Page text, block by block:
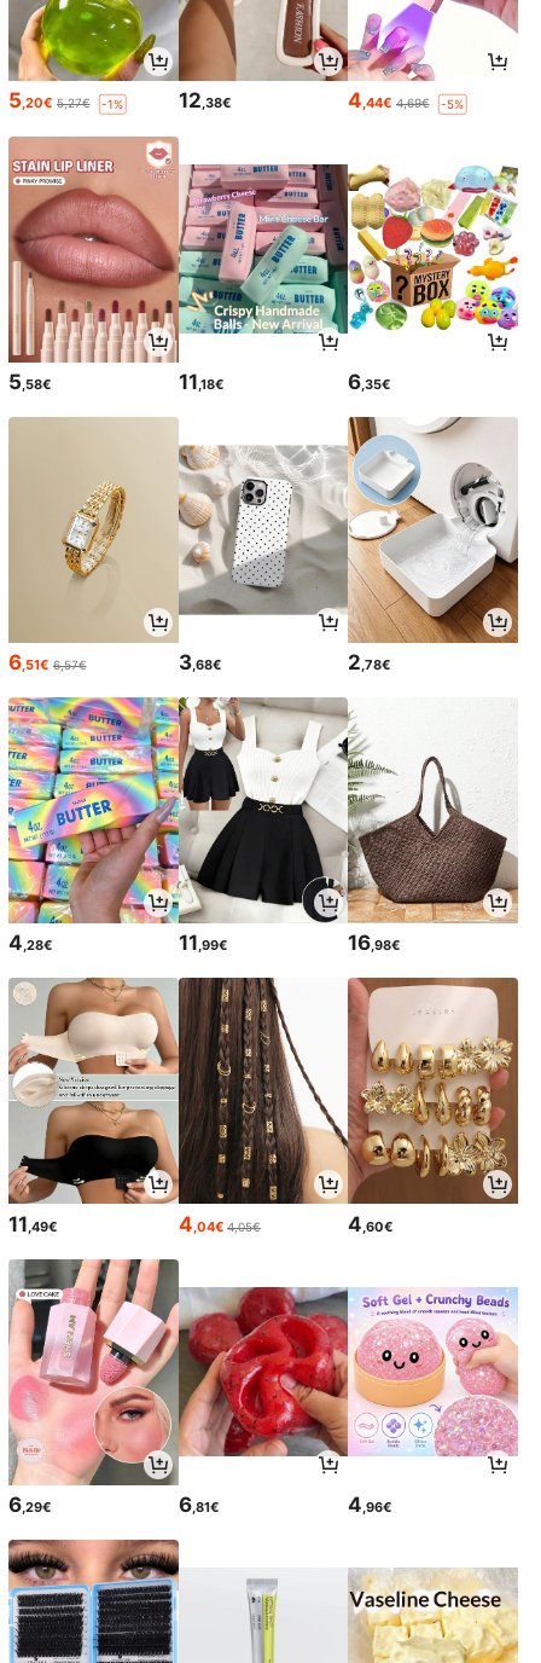
5,20€ 5,27€ -1% 12,38€ 4,44€ 4,69€ -5%
5 ,58€ 11 ,18€ 6 ,35€
6,51€ 6,57€ 3,68€ 2,78€
4,28€ 11,99€ 16,98€
11 ,49€ 4 ,04€ 4,05€ 4 ,60€
6 ,29€ 6,81€ 4 ,96€